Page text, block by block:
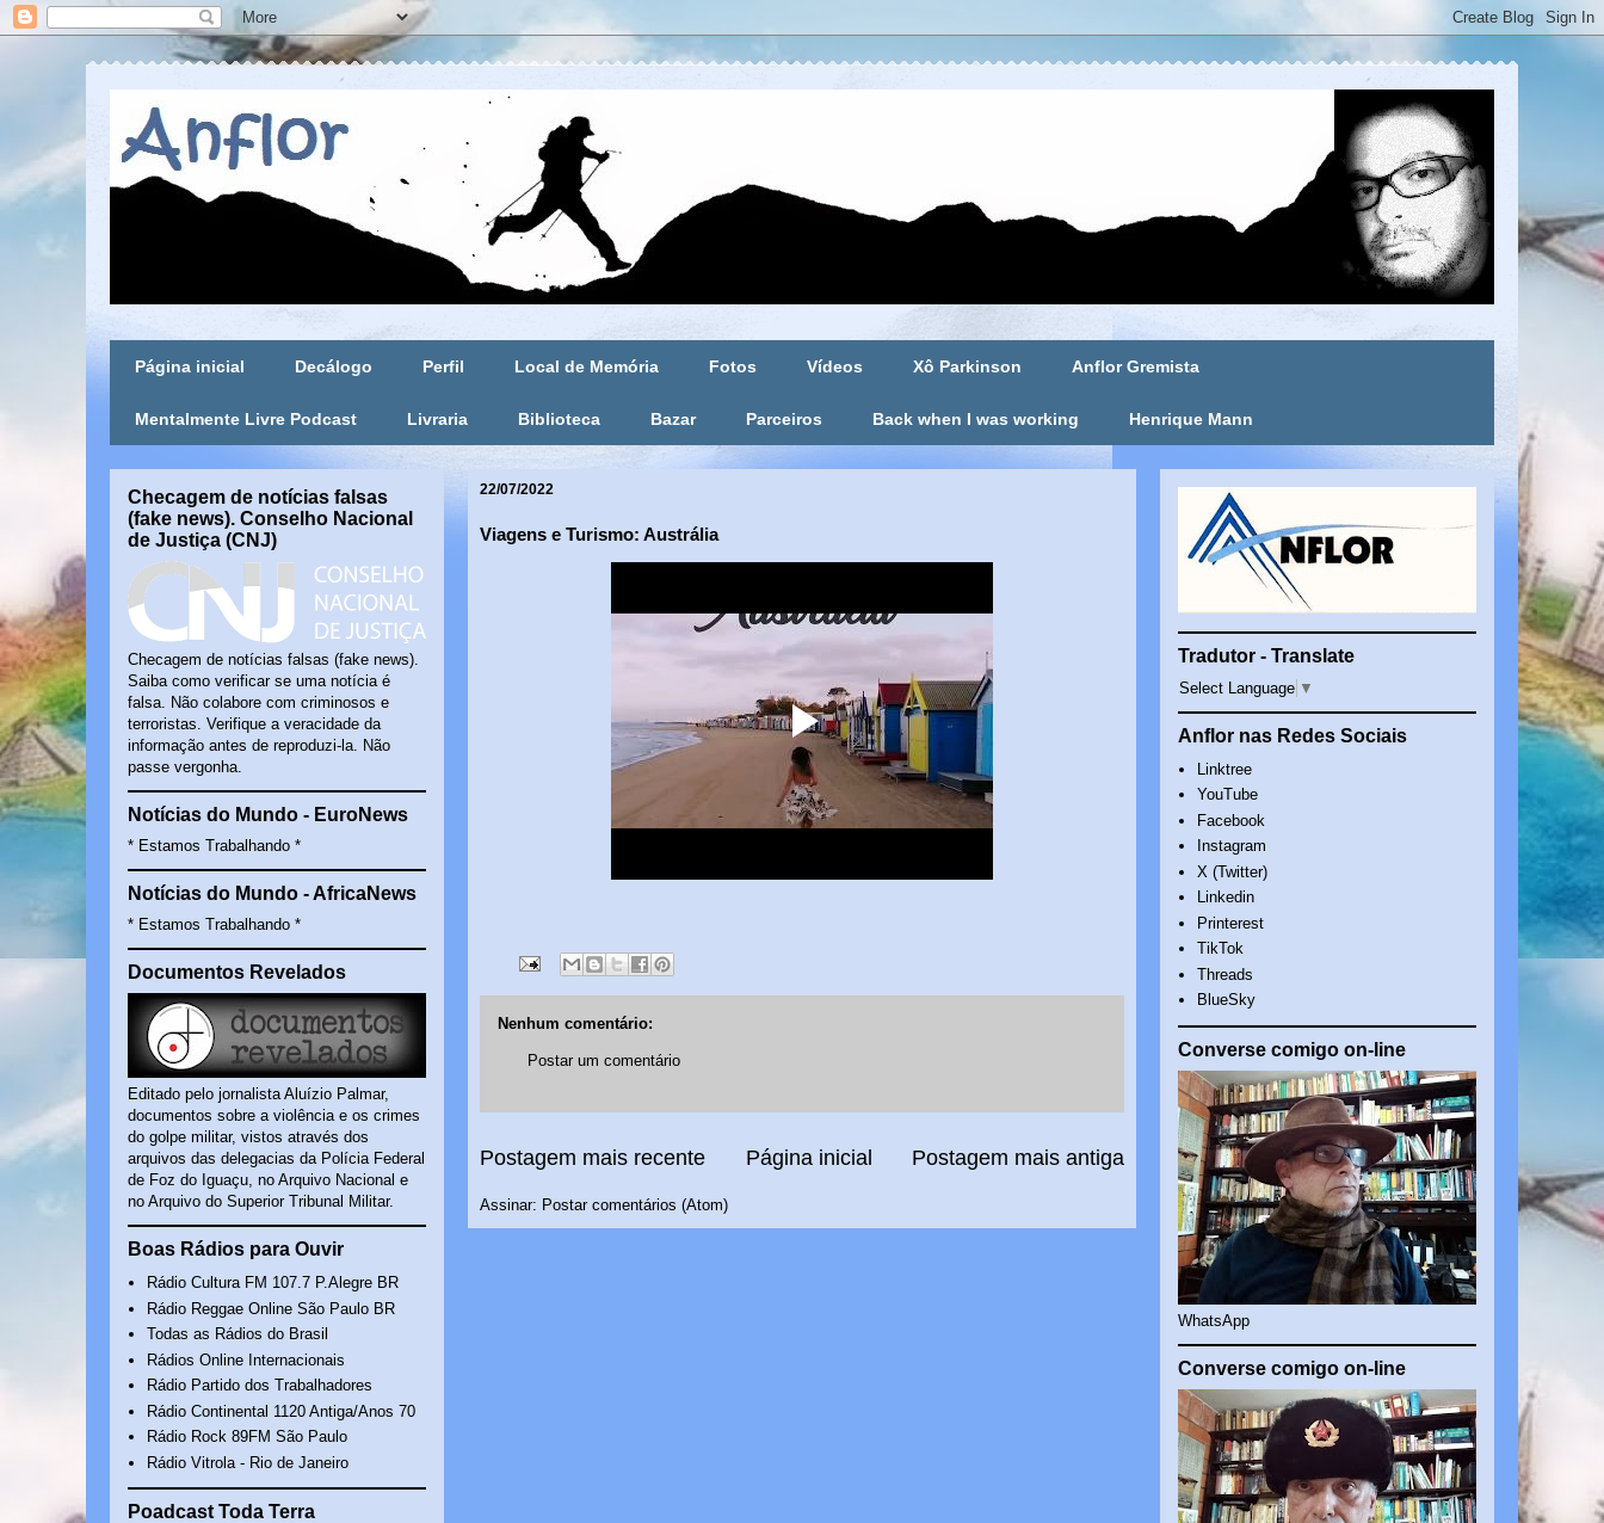
Página inicial Decálogo Perfil Local de Memória Fotos Vídeos Xô Parkinson Anflor Gremista
Mentalmente Livre Podcast Livraria Biblioteca Bazar Parceiros Back when I was working Henrique Mann
22/07/2022
Viagens e Turismo: Austrália
Nenhum comentário:
Postar um comentário
Postagem mais recente Postagem mais antiga
Página inicial
Assinar: Postar comentários (Atom)
Checagem de notícias falsas
(fake news). Conselho Nacional
de Justiça (CNJ)
Checagem de notícias falsas (fake news).
Saiba como verificar se uma notícia é
falsa. Não colabore com criminosos e
terroristas. Verifique a veracidade da
informação antes de reproduzi-la. Não
passe vergonha.
Notícias do Mundo - EuroNews
* Estamos Trabalhando *
Notícias do Mundo - AfricaNews
* Estamos Trabalhando *
Documentos Revelados
Editado pelo jornalista Aluízio Palmar,
documentos sobre a violência e os crimes
do golpe militar, vistos através dos
arquivos das delegacias da Polícia Federal
de Foz do Iguaçu, no Arquivo Nacional e
no Arquivo do Superior Tribunal Militar.
Boas Rádios para Ouvir
Rádio Cultura FM 107.7 P.Alegre BR
Rádio Reggae Online São Paulo BR
Todas as Rádios do Brasil
Rádios Online Internacionais
Rádio Partido dos Trabalhadores
Rádio Continental 1120 Antiga/Anos 70
Rádio Rock 89FM São Paulo
Rádio Vitrola - Rio de Janeiro
Poadcast Toda Terra
Tradutor - Translate
Select Language ▼
Anflor nas Redes Sociais
Linktree
YouTube
Facebook
Instagram
X (Twitter)
Linkedin
Printerest
TikTok
Threads
BlueSky
Converse comigo on-line
WhatsApp
Converse comigo on-line